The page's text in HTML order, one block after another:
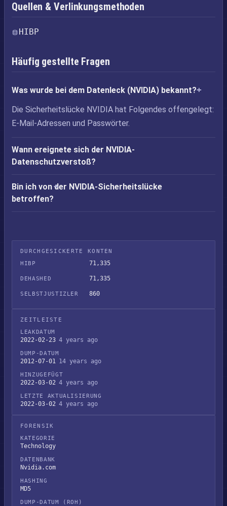
Quellen & Verlinkungsmethoden
HIBP
Häufig gestellte Fragen
Was wurde bei dem Datenleck (NVIDIA) bekannt?
Die Sicherheitslücke NVIDIA hat Folgendes offengelegt:
E-Mail-Adressen und Passwörter.
Wann ereignete sich der NVIDIA-
Datenschutzverstoß?
Bin ich von der NVIDIA-Sicherheitslücke
betroffen?
DURCHGESICKERTE KONTEN
HIBP
71,335
DEHASHED 71,335
SELBSTJUSTIZLER 860
ZEITLEISTE
LEAKDATUM
2022-02-23 4 years ago
DUMP-DATUM
2012-07-01 14 years ago
HINZUGEFÜGT
2022-03-02 4 years ago
LETZTE AKTUALISIERUNG
2022-03-02 4 years ago
FORENSIK
KATEGORIE
Technology
DATENBANK
Nvidia.com
HASHING
MD5
DUMP-DATUM (ROH)